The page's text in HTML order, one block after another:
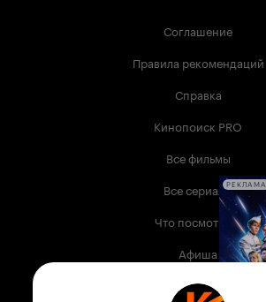
Соглашение
Правила рекомендаций
Справка
Кинопоиск PRO
Все фильмы
Все сериалы
Что посмотреть
Афиша
Музыка
РЕКЛАМА